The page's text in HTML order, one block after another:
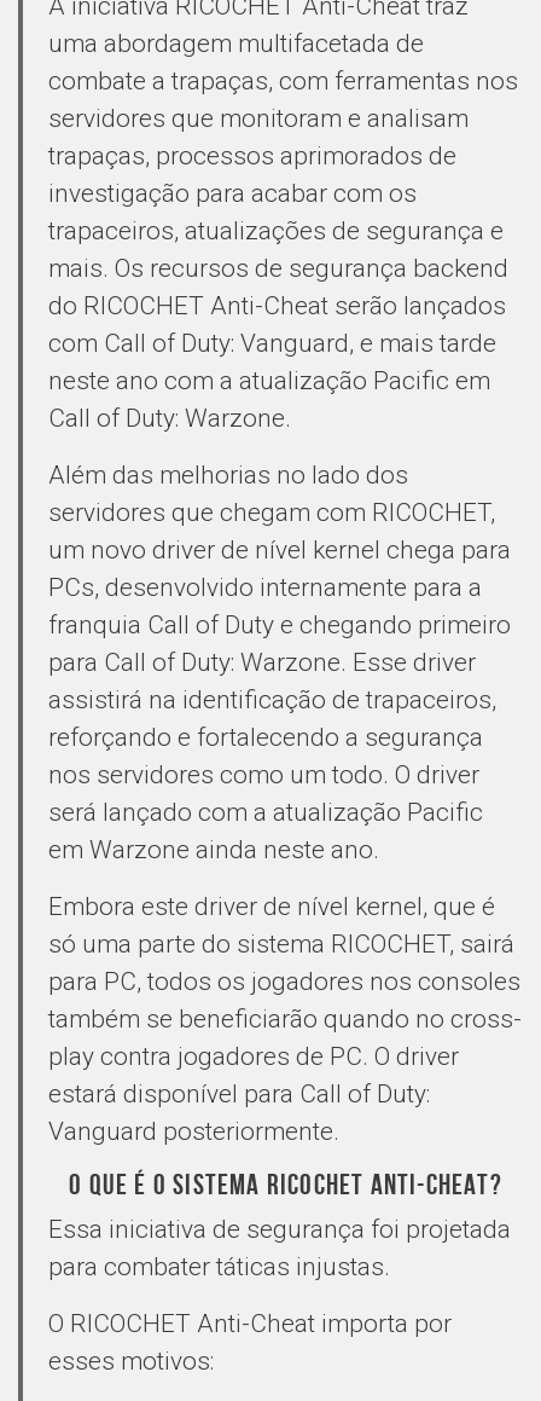
A iniciativa RICOCHET Anti-Cheat traz
uma abordagem multifacetada de
combate a trapaças, com ferramentas nos
servidores que monitoram e analisam
trapaças, processos aprimorados de
investigação para acabar com os
trapaceiros, atualizações de segurança e
mais. Os recursos de segurança backend
do RICOCHET Anti-Cheat serão lançados
com Call of Duty: Vanguard, e mais tarde
neste ano com a atualização Pacific em
Call of Duty: Warzone.
Além das melhorias no lado dos
servidores que chegam com RICOCHET,
um novo driver de nível kernel chega para
PCs, desenvolvido internamente para a
franquia Call of Duty e chegando primeiro
para Call of Duty: Warzone. Esse driver
assistirá na identificação de trapaceiros,
reforçando e fortalecendo a segurança
nos servidores como um todo. O driver
será lançado com a atualização Pacific
em Warzone ainda neste ano.
Embora este driver de nível kernel, que é
só uma parte do sistema RICOCHET, sairá
para PC, todos os jogadores nos consoles
também se beneficiarão quando no cross-
play contra jogadores de PC. O driver
estará disponível para Call of Duty:
Vanguard posteriormente.
O QUE É O SISTEMA RICOCHET ANTI-CHEAT?
Essa iniciativa de segurança foi projetada
para combater táticas injustas.
O RICOCHET Anti-Cheat importa por
esses motivos: